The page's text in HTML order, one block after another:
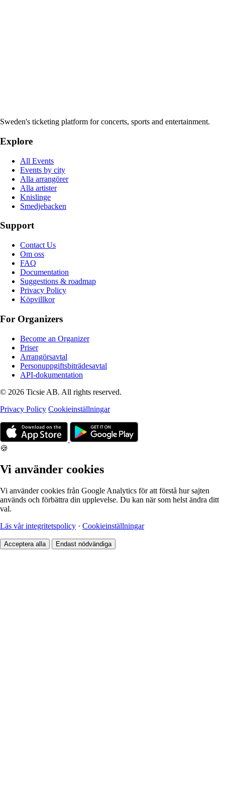
Sweden's ticketing platform for concerts, sports and entertainment.
Explore
All Events
Events by city
Alla arrangörer
Alla artister
Knislinge
Smedjebacken
Support
Contact Us
Om oss
FAQ
Documentation
Suggestions & roadmap
Privacy Policy
Köpvillkor
For Organizers
Become an Organizer
Priser
Arrangörsavtal
Personuppgiftsbiträdesavtal
API-dokumentation
© 2026 Ticsie AB. All rights reserved.
Privacy Policy Cookieinställningar
🍪
Vi använder cookies
Vi använder cookies från Google Analytics för att förstå hur sajten
används och förbättra din upplevelse. Du kan när som helst ändra ditt
val.
Läs vår integritetspolicy · Cookieinställningar
Acceptera alla Endast nödvändiga